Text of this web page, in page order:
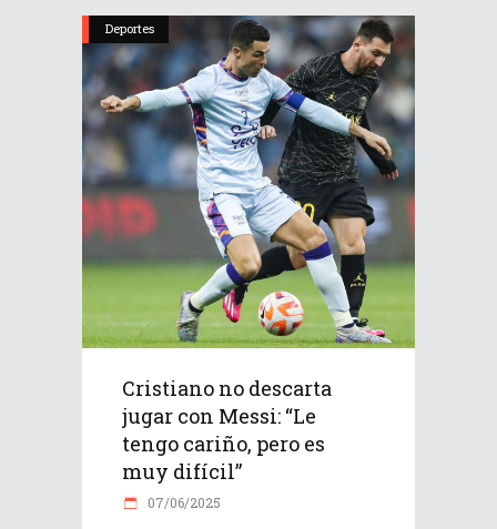
Deportes
Cristiano no descarta
jugar con Messi: “Le
tengo cariño, pero es
muy difícil”
07/06/2025